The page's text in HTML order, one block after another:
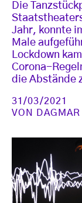
Die
Jahr, konnte
Male
Lockdown
Corona-
die Abstände
31/03/2021
VON